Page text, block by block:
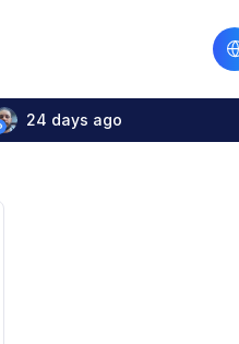
24 days ago